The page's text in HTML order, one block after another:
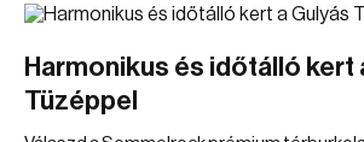
Harmonikus és időtálló kert
Tüzéppel